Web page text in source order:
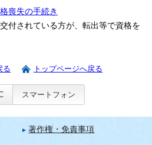
喪失の手続き
付されている方が、転出等で資格を
る トップページへ戻る
スマートフォン
著作権・免責事項